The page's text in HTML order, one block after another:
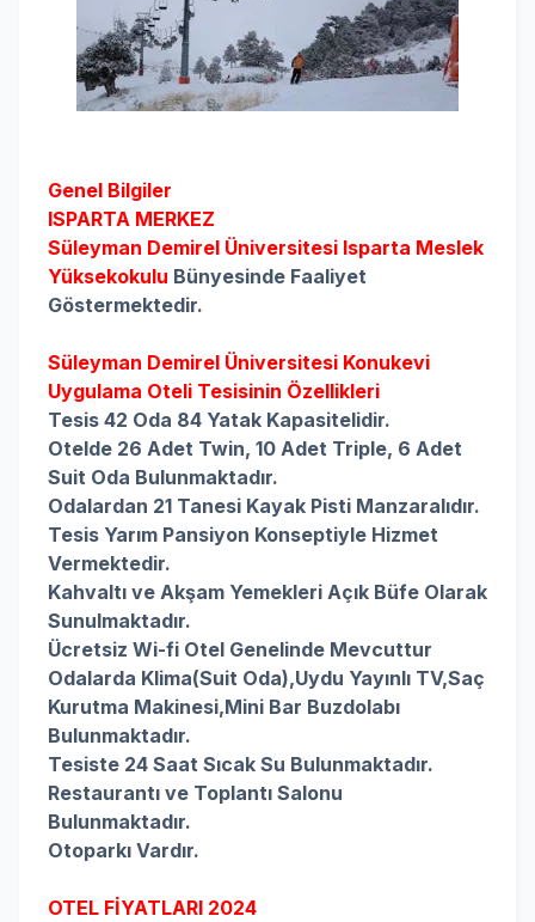
Genel Bilgiler
ISPARTA MERKEZ
Süleyman Demirel Üniversitesi Isparta Meslek
Yüksekokulu Bünyesinde Faaliyet
Göstermektedir.
Süleyman Demirel Üniversitesi Konukevi
Uygulama Oteli Tesisinin Özellikleri
Tesis 42 Oda 84 Yatak Kapasitelidir.
Otelde 26 Adet Twin, 10 Adet Triple, 6 Adet
Suit Oda Bulunmaktadır.
Odalardan 21 Tanesi Kayak Pisti Manzaralıdır.
Tesis Yarım Pansiyon Konseptiyle Hizmet
Vermektedir.
Kahvaltı ve Akşam Yemekleri Açık Büfe Olarak
Sunulmaktadır.
Ücretsiz Wi-fi Otel Genelinde Mevcuttur
Odalarda Klima(Suit Oda),Uydu Yayınlı TV,Saç
Kurutma Makinesi,Mini Bar Buzdolabı
Bulunmaktadır.
Tesiste 24 Saat Sıcak Su Bulunmaktadır.
Restaurantı ve Toplantı Salonu
Bulunmaktadır.
Otoparkı Vardır.
OTEL FİYATLARI 2024